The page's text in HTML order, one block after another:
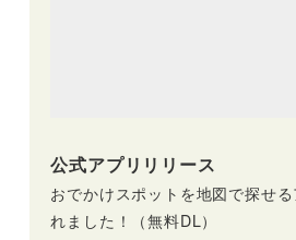
公式アプリリリース
おでかけスポットを地図で探せ
れました！（無料DL）